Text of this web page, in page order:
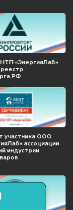
«ЭнергияЛаб»
РФ
участника ООО
ассоциации
индустрии